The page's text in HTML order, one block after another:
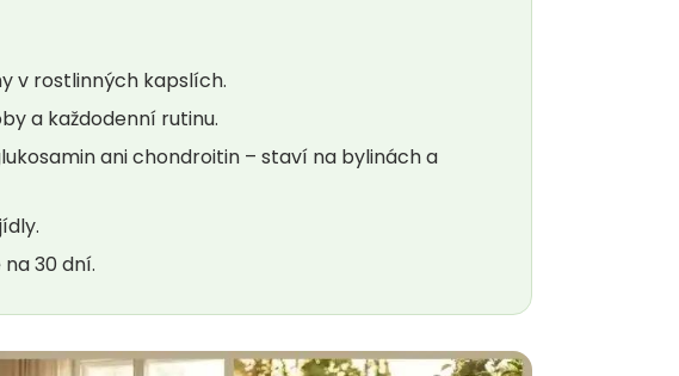
v rostlinných kapslích.
a každodenní rutinu.
ani chondroitin – staví na bylinách a
30 dní.